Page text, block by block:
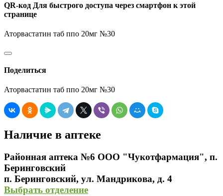
QR-код Для быстрого доступа через смартфон к этой
странице
Аторвастатин таб ппо 20мг №30
Поделиться
Аторвастатин таб ппо 20мг №30
Наличие в аптеке
Районная аптека №6 ООО "Чукотфармация", п.
Беринговский
п. Беринговский, ул. Мандрикова, д. 4
Выбрать отделение